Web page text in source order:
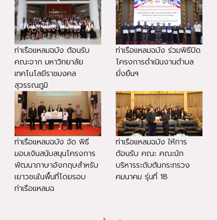
ท่าเรือแหลมฉบัง ต้อนรับ
คณะจาก มหาวิทยาลัย
เทคโนโลยีราชมงคล
สุวรรณภูมิ
ท่าเรือแหลมฉบัง ร่วมพิธีปิด
โครงการดำเนินงานตำบล
ยั่งยืนฯ
ท่าเรือแหลมฉบัง จัด พิธี
มอบเงินสนับสนุนโครงการ
พัฒนาภาษาอังกฤษสำหรับ
เยาวชนในพื้นที่โดยรอบ
ท่าเรือแหลมฉ
ท่าเรือแหลมฉบัง ให้การ
ต้อนรับ คณะ คณะนัก
บริหารระดับต้นกระทรวง
คมนาคม รุ่นที่ 18